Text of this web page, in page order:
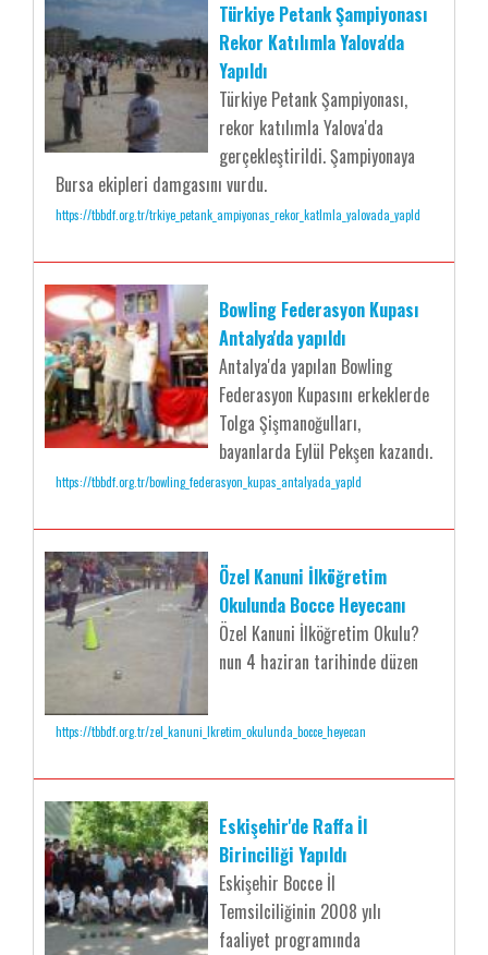
Türkiye Petank Şampiyonası
Rekor Katılımla Yalova'da
Yapıldı
Türkiye Petank Şampiyonası,
rekor katılımla Yalova'da
gerçekleştirildi. Şampiyonaya
Bursa ekipleri damgasını vurdu.
https://tbbdf.org.tr/trkiye_petank_ampiyonas_rekor_katlmla_yalovada_yapld
Bowling Federasyon Kupası
Antalya'da yapıldı
Antalya'da yapılan Bowling
Federasyon Kupasını erkeklerde
Tolga Şişmanoğulları,
bayanlarda Eylül Pekşen kazandı.
https://tbbdf.org.tr/bowling_federasyon_kupas_antalyada_yapld
Özel Kanuni İlköğretim
Okulunda Bocce Heyecanı
Özel Kanuni İlköğretim Okulu?
nun 4 haziran tarihinde düzen
https://tbbdf.org.tr/zel_kanuni_lkretim_okulunda_bocce_heyecan
Eskişehir'de Raffa İl
Birinciliği Yapıldı
Eskişehir Bocce İl
Temsilciliğinin 2008 yılı
faaliyet programında